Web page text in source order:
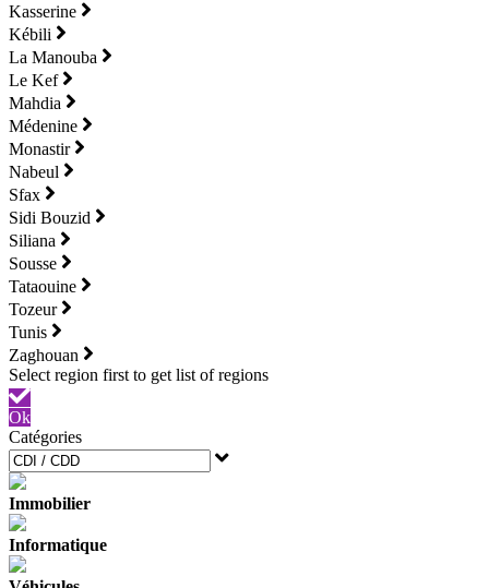
Kasserine
Kébili
La Manouba
Le Kef
Mahdia
Médenine
Monastir
Nabeul
Sfax
Sidi Bouzid
Siliana
Sousse
Tataouine
Tozeur
Tunis
Zaghouan
Ok
Catégories
Immobilier
Informatique